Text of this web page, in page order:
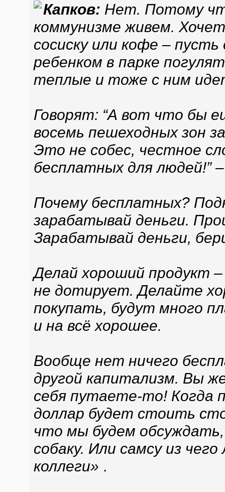
Капков: Нет. Потому
коммунизме живем.
сосиску или кофе –
ребенком в парке
теплые и тоже с ним
Говорят: “А вот что бы
восемь пешеходных зон
Это не собес, честное
бесплатных для людей!” –
Почему бесплатных?
зарабатывай деньги.
Зарабатывай деньги,
Делай хороший продукт
не дотирует. Делайте
покупать, будут много
и на всё хорошее.
Вообще нет ничего
другой капитализм. Вы
себя путаете-то! Когда
доллар будет стоить
что мы будем
собаку. Или самсу из
коллеги» .